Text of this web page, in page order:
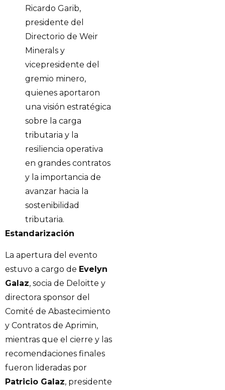
Ricardo Garib,
presidente del
Directorio de Weir
Minerals y
vicepresidente del
gremio minero,
quienes aportaron
una visión estratégica
sobre la carga
tributaria y la
resiliencia operativa
en grandes contratos
y la importancia de
avanzar hacia la
sostenibilidad
tributaria.
Estandarización
La apertura del evento
estuvo a cargo de Evelyn
Galaz, socia de Deloitte y
directora sponsor del
Comité de Abastecimiento
y Contratos de Aprimin,
mientras que el cierre y las
recomendaciones finales
fueron lideradas por
Patricio Galaz, presidente